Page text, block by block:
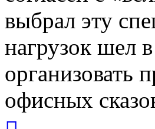
выбрал эту
нагрузок шел
организовать
офисных